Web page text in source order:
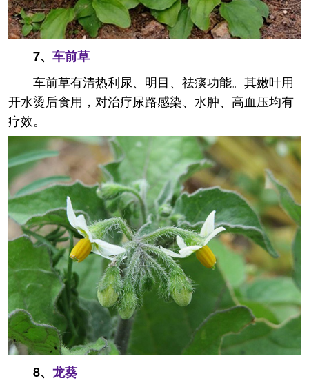
7、 车前草
车前草有清热利尿、明目、祛痰功能。其嫩叶用
开水烫后食用，对治疗尿路感染、水肿、高血压均有
疗效。
8、 龙葵